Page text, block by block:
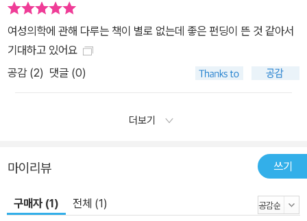
생식선, 호르몬에 명확한 경계가 거의 없다는 과학적 근거가 계속해
서 나오고 있다. 이러한 연결성을 받아들일수록 우리 앞엔 더 많은 연
구의 진전, 과학의 발전 가능성이 펼쳐진다. “여성을 중요한 존재, 실
도 생길 수 없습니다.” 저자는 그간 과학계의 뿌리 깊은 성편향, 의지
을 실질적으로 저해해왔는지 폭로한다. 그리고 말한다. 우리가 다르
게 상상한다면 볼 수 있는 것들이 있다고, 우리가 맞이할 미래는 완전
히 새로운 풍경이 될 것이라고. “여성은 번식만을 위해 만들어진 존재
가 아니”기 때문이다.
여성의학에 관해 다루는 책이 별로 없는데 좋은 펀딩이 뜬 것 같아서
기대하고 있어요
공감 (2) 댓글 (0)
더보기
마이리뷰 쓰기
구매자 (1) 전체 (1)